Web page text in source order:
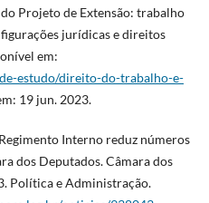
Projeto de Extensão: trabalho
jurídicas e direitos
em:
estudo/direito-do-trabalho-e-
19 jun. 2023.
Interno reduz números
dos Deputados. Câmara dos
Política e Administração.